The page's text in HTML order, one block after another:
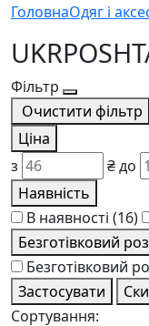
ГоловнаОдяг і
Фільтр
Очистити фільтр
Ціна
з
₴до
Наявність
В наявності (16)
Безготівковий
Безготівковий
Застосувати
Сортування: